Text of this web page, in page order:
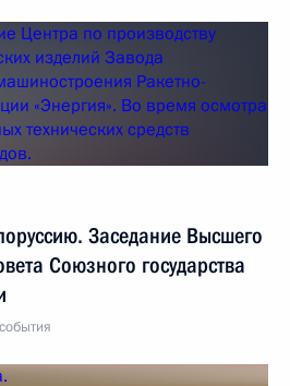
Заседание Высшего
Союзного государства